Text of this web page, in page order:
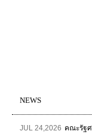
NEWS
JUL 24,2026 คณะรัฐศ